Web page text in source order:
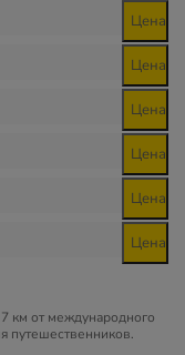
Цена
Цена
Цена
Цена
Цена
Цена
км от международного
путешественников.